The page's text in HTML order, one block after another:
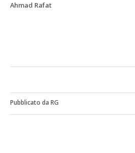
Ahmad Rafat
Pubblicato da RG